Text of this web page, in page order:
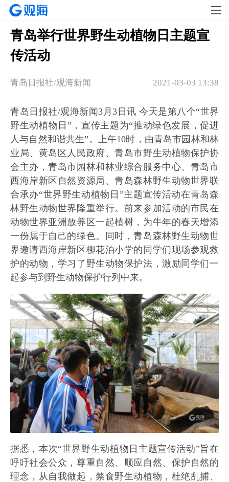
青岛举行世界野生动植物日主题宣
传活动
2021-03-03 13:38
青岛日报社/观海新闻
青岛日报社/观海新闻3月3日讯 今天是第八个“世界
野生动植物日”，宣传主题为“推动绿色发展，促进
人与自然和谐共生”。上午10时，由青岛市园林和林
业局、黄岛区人民政府、青岛市野生动植物保护协
会主办，青岛市园林和林业综合服务中心、青岛市
西海岸新区自然资源局、青岛森林野生动物世界联
合承办“世界野生动植物日”主题宣传活动在青岛森
林野生动物世界隆重举行。前来参加活动的市民在
动物世界亚洲放养区一起植树，为牛年的春天增添
一份属于自己的绿色。同时，青岛森林野生动物世
界邀请西海岸新区柳花泊小学的同学们现场参观救
护的动物，学习了野生动物保护法，激励同学们一
起参与到野生动物保护行列中来。
据悉，本次“世界野生动植物日主题宣传活动”旨在
呼吁社会公众，尊重自然、顺应自然、保护自然的
理念，从自我做起，禁食野生动植物，杜绝乱捕、